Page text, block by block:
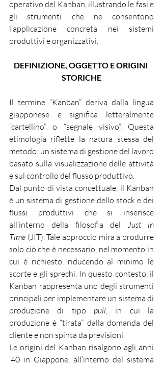
operativo del Kanban, illustrando le fasi e
gli strumenti che ne consentono
l’applicazione concreta nei sistemi
produttivi e organizzativi.
DEFINIZIONE, OGGETTO E ORIGINI
STORICHE
Il termine “Kanban” deriva dalla lingua
giapponese e significa letteralmente
“cartellino” o “segnale visivo”. Questa
etimologia riflette la natura stessa del
metodo: un sistema di gestione del lavoro
basato sulla visualizzazione delle attività
e sul controllo del flusso produttivo.
Dal punto di vista concettuale, il Kanban
è un sistema di gestione dello stock e dei
flussi produttivi che si inserisce
all’interno della filosofia del Just in
Time (JIT). Tale approccio mira a produrre
solo ciò che è necessario, nel momento in
cui è richiesto, riducendo al minimo le
scorte e gli sprechi. In questo contesto, il
Kanban rappresenta uno degli strumenti
principali per implementare un sistema di
produzione di tipo pull, in cui la
produzione è “tirata” dalla domanda del
cliente e non spinta da previsioni.
Le origini del Kanban risalgono agli anni
’40 in Giappone, all’interno del sistema